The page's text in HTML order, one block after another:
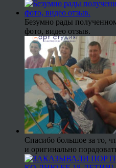
Безумно рады
фото, видео отзыв.
Спасибо большое за то,
и оригинально